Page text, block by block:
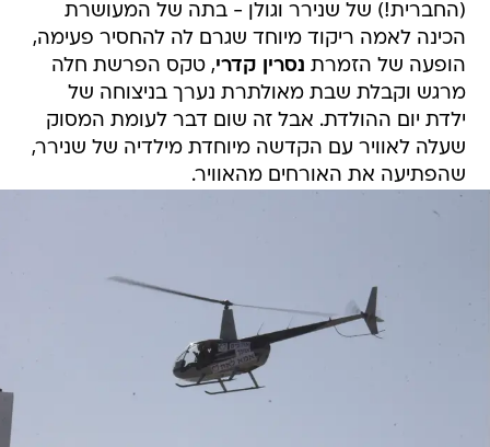
(החברית!) של שנירר וגולן - בתה של המעושרת
הכינה לאמה ריקוד מיוחד שגרם לה להחסיר פעימה,
הופעה של הזמרת נסרין קדרי, טקס הפרשת חלה
מרגש וקבלת שבת מאולתרת נערך בניצוחה של
ילדת יום ההולדת. אבל זה שום דבר לעומת המסוק
שעלה לאוויר עם הקדשה מיוחדת מילדיה של שנירר,
שהפתיעה את האורחים מהאוויר.